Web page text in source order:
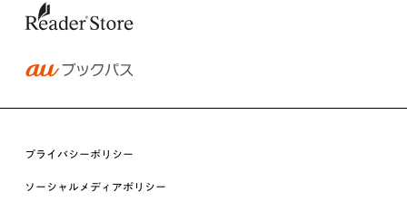
プライバシーポリシー
ソーシャルメディアポリシー